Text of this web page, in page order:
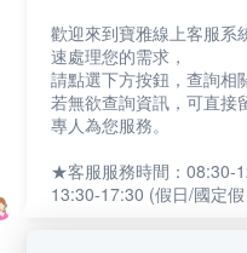
歡迎來到寶雅線上客服系
速處理您的需求，
請點選下方按鈕，查詢相
若無欲查詢資訊，可直接
專人為您服務。
★客服服務時間：08:30-
13:30-17:30 (假日/國定